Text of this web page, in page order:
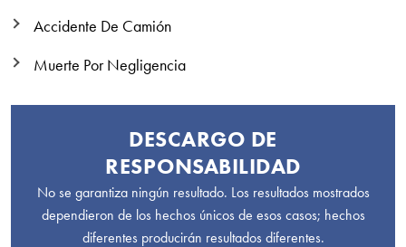
Accidente De Camión
Muerte Por Negligencia
DESCARGO DE
RESPONSABILIDAD
No se garantiza ningún resultado. Los resultados mostrados
dependieron de los hechos únicos de esos casos; hechos
diferentes producirán resultados diferentes.